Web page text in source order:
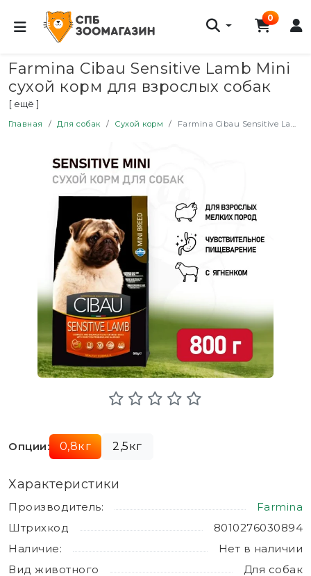
0
Farmina Cibau Sensitive Lamb Mini
сухой корм для взрослых собак
мелких пород с чувствительным
пищеварением с ягненком - 800 г
[ ещё ]
Главная Для собак Сухой корм Farmina Cibau Sensitive Lamb Mini сухой корм для взрослых собак мелких пород с чувствительным пищеварением с ягненком - 800 г
Опции: 0,8кг 2,5кг
Характеристики
Производитель:
Farmina
Штрихкод
8010276030894
Наличие:
Нет в наличии
Вид животного
Для собак